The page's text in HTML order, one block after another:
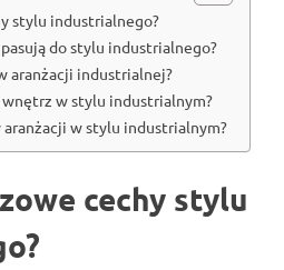
stylu industrialnego?
do stylu industrialnego?
aranżacji industrialnej?
w stylu industrialnym?
aranżacji w stylu industrialnym?
cechy stylu